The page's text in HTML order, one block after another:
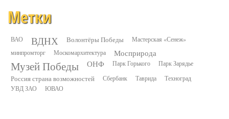
Метки
ВАО ВДНХ Волонтёры Победы
Мастерская «Сенеж»
минпромторг
Москомархитектура Мосприрода
Музей Победы ОНФ Парк Горького Парк Зарядье
Россия страна возможностей Сбербанк Таврида
Техноград
УВД ЗАО
ЮВАО